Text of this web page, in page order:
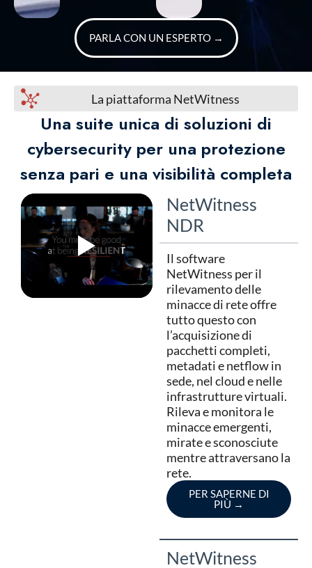
PARLA CON UN ESPERTO →
La piattaforma NetWitness
Una suite unica di soluzioni di
cybersecurity per una protezione
senza pari e una visibilità completa
NetWitness
NDR
Il software
NetWitness per il
rilevamento delle
minacce di rete offre
tutto questo con
l’acquisizione di
pacchetti completi,
metadati e netflow in
sede, nel cloud e nelle
infrastrutture virtuali.
Rileva e monitora le
minacce emergenti,
mirate e sconosciute
mentre attraversano la
rete.
PER SAPERNE DI
PIÙ →
NetWitness